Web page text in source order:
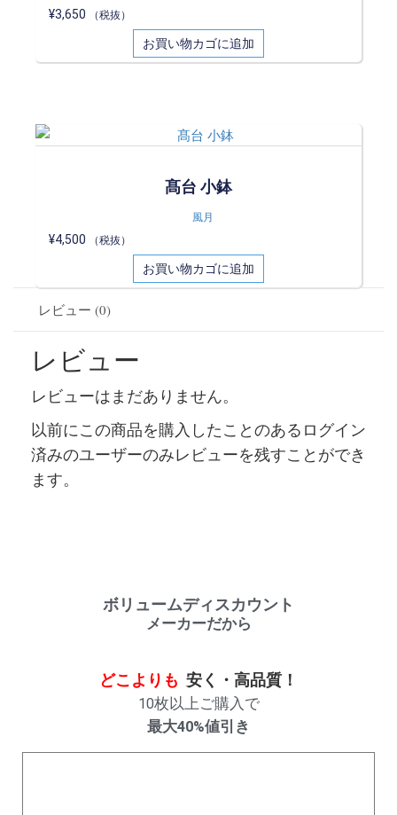
¥3,650 （税抜）
お買い物カゴに追加
髙台 小鉢
風月
¥4,500 （税抜）
お買い物カゴに追加
レビュー (0)
レビュー
レビューはまだありません。
以前にこの商品を購入したことのあるログイン
済みのユーザーのみレビューを残すことができ
ます。
ボリュームディスカウント
メーカーだから
どこよりも 安く・高品質！
10枚以上ご購入で
最大40%値引き